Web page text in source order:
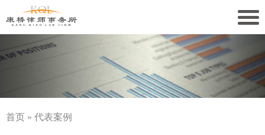
关于康桥
康桥文化
首页 » 代表案例